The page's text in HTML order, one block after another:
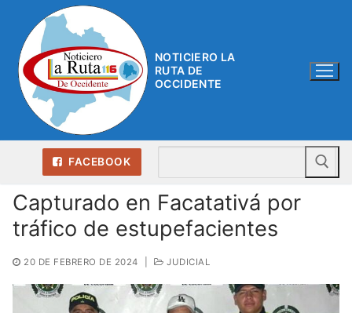
contenido
NOTICIERO LA
RUTA DE
OCCIDENTE
FACEBOOK
Capturado en Facatativá por
tráfico de estupefacientes
20 DE FEBRERO DE 2024 JUDICIAL